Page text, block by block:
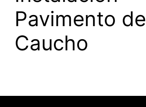
Pavimento de
Caucho